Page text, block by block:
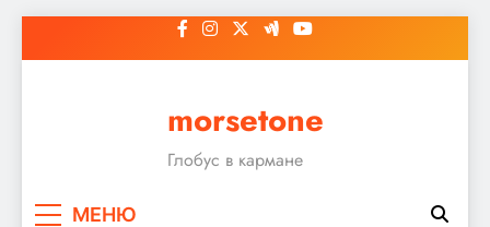
к
morsetone
Глобус в кармане
МЕНЮ